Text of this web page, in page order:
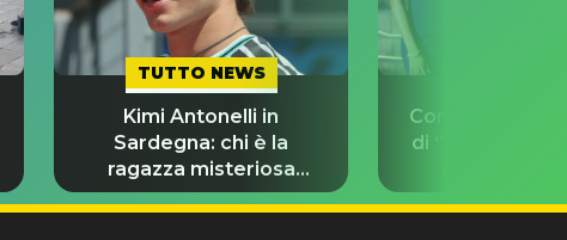
TUTTO NEWS
Kimi Antonelli in
Sardegna: chi è la
ragazza misteriosa
insieme a lui?
Con chi stanno
di “Odissea”?